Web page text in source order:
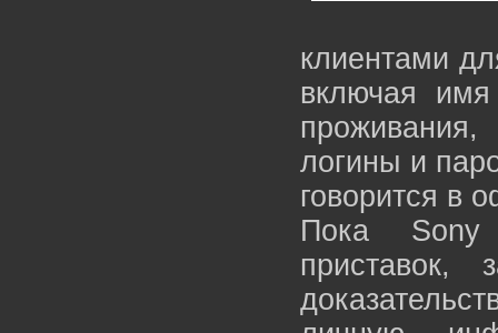
клиентами
включая
логины и
говорится в
Пока Sony
приставок,